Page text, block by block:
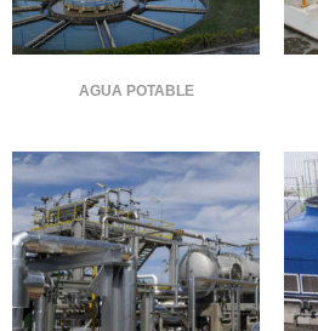
AGUA POTABLE